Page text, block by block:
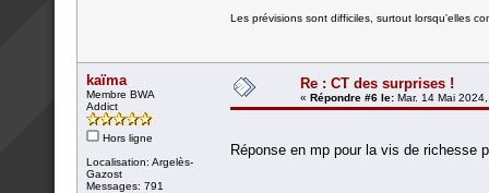
Les prévisions sont difficiles, surtout lorsqu'elles
kaïma
Membre BWA
Addict
Hors ligne
Localisation: Argelès-
Gazost
Messages: 791
Re : CT des surprises !
« Répondre #6 le: Mar. 14 Mai
Réponse en mp pour la vis de